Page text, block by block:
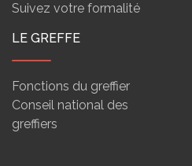
Suivez votre formalité
LE GREFFE
Fonctions du greffier
Conseil national des
greffiers